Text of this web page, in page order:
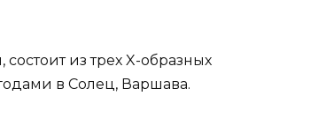
из трех X-образных
в Солец, Варшава.